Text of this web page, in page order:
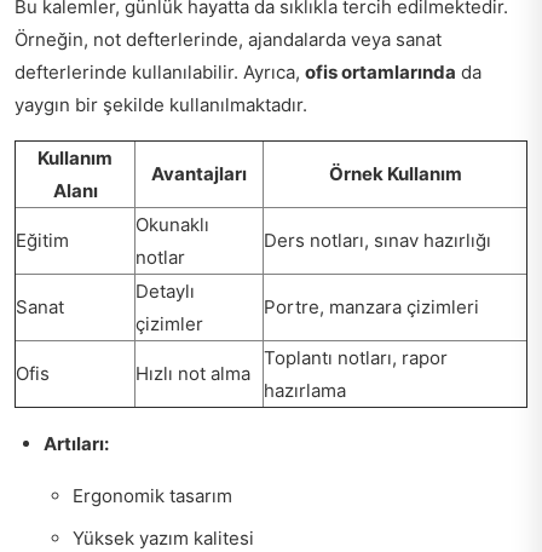
Bu kalemler, günlük hayatta da sıklıkla tercih edilmektedir.
Örneğin, not defterlerinde, ajandalarda veya sanat
defterlerinde kullanılabilir. Ayrıca, ofis ortamlarında da
yaygın bir şekilde kullanılmaktadır.
Kullanım
Alanı
Avantajları Örnek Kullanım
Eğitim
Okunaklı
notlar
Ders notları, sınav hazırlığı
Sanat
Detaylı
çizimler
Portre, manzara çizimleri
Ofis Hızlı not alma
Toplantı notları, rapor
hazırlama
Artıları:
Ergonomik tasarım
Yüksek yazım kalitesi